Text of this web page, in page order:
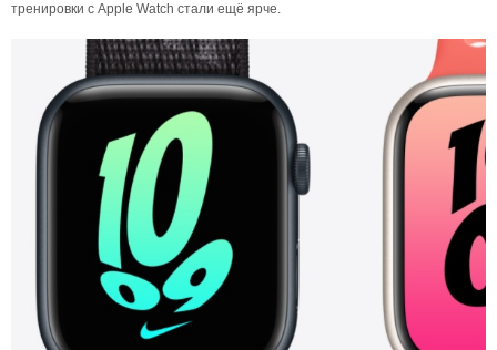
тренировки с Apple Watch стали ещё ярче.